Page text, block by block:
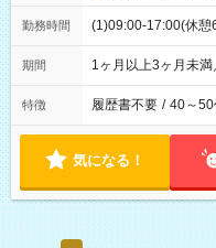
勤務時間 (1)09:00-17:00(休憩
期間 1ヶ月以上3ヶ月未
特徴 履歴書不要 / 40～50
気になる！